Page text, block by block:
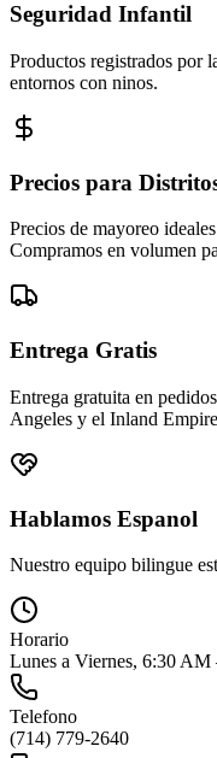
Seguridad Infantil
Productos registrados por
entornos con ninos.
Precios para
Precios de mayoreo
Compramos en volumen
Entrega Gratis
Entrega gratuita en
Angeles y el Inland
Hablamos Espanol
Nuestro equipo bilingue
Horario
Lunes a Viernes, 6:30
Telefono
(714) 779-2640